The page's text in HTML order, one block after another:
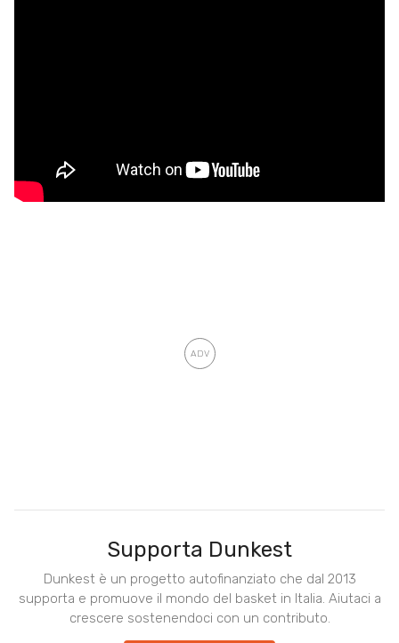
Supporta Dunkest
Dunkest è un progetto autofinanziato che dal 2013
supporta e promuove il mondo del basket in Italia. Aiutaci a
crescere sostenendoci con un contributo.